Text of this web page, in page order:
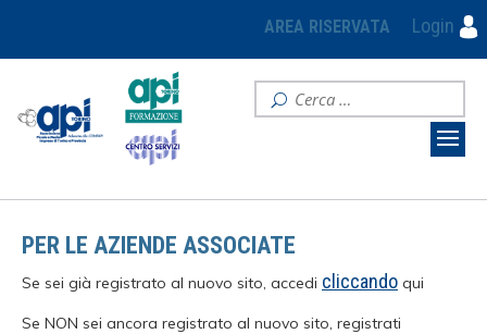
AREA RISERVATA Login
PER LE AZIENDE ASSOCIATE
Se sei già registrato al nuovo sito, accedi cliccando qui
Se NON sei ancora registrato al nuovo sito, registrati